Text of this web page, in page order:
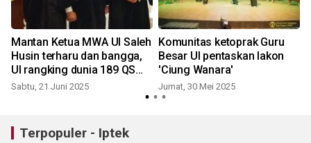
Mantan Ketua MWA UI Saleh
Husin terharu dan bangga,
UI rangking dunia 189 QS
WUR
Sabtu, 21 Juni 2025
Komunitas ketoprak Guru
Besar UI pentaskan lakon
'Ciung Wanara'
Jumat, 30 Mei 2025
Terpopuler - Iptek